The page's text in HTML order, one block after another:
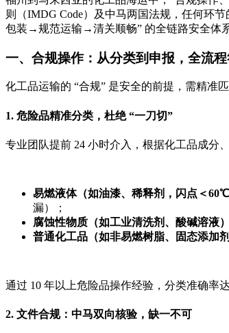
则（IMDG Code）及中马两国法规，任何环
包装→规范运输→清关顺畅” 的全链路安全体
一、合规操作：从分类到申报，全流
化工品运输的 “合规” 是安全的前提，需精准
1. 危险品精准分类，杜绝 “一刀切”
专业团队提前 24 小时介入，根据化工品成分
易燃液体（如油漆、稀释剂，闪点＜60℃
漏）；
腐蚀性物质（如工业清洗剂、酸碱溶液）
普通化工品（如非易燃树脂、固态添加剂
通过 10 年以上危险品操作经验，分类准确率
2. 文件合规：中马双向核验，缺一不可